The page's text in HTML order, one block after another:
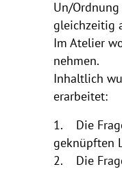
Un/
gleichzeitig
Im Atelier
nehmen.
Inhaltlich
erarbeitet:
1. Die
geknüpften
2. Die